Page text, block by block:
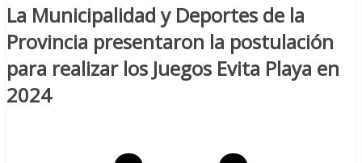
La Municipalidad y Deportes de la
Provincia presentaron la postulación
para realizar los Juegos Evita Playa en
2024